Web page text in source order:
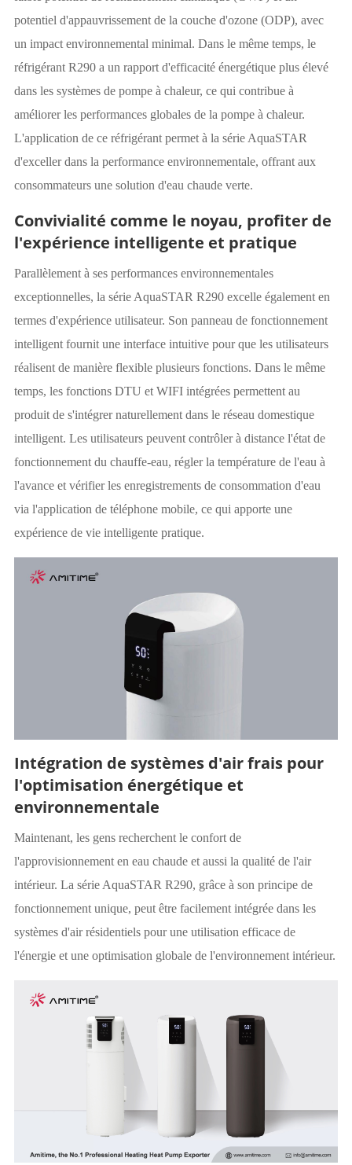
potentiel d'appauvrissement de la couche d'ozone (ODP), avec
un impact environnemental minimal. Dans le même temps, le
réfrigérant R290 a un rapport d'efficacité énergétique plus élevé
dans les systèmes de pompe à chaleur, ce qui contribue à
améliorer les performances globales de la pompe à chaleur.
L'application de ce réfrigérant permet à la série AquaSTAR
d'exceller dans la performance environnementale, offrant aux
consommateurs une solution d'eau chaude verte.
Convivialité comme le noyau, profiter de
l'expérience intelligente et pratique
Parallèlement à ses performances environnementales
exceptionnelles, la série AquaSTAR R290 excelle également en
termes d'expérience utilisateur. Son panneau de fonctionnement
intelligent fournit une interface intuitive pour que les utilisateurs
réalisent de manière flexible plusieurs fonctions. Dans le même
temps, les fonctions DTU et WIFI intégrées permettent au
produit de s'intégrer naturellement dans le réseau domestique
intelligent. Les utilisateurs peuvent contrôler à distance l'état de
fonctionnement du chauffe-eau, régler la température de l'eau à
l'avance et vérifier les enregistrements de consommation d'eau
via l'application de téléphone mobile, ce qui apporte une
expérience de vie intelligente pratique.
Intégration de systèmes d'air frais pour
l'optimisation énergétique et
environnementale
Maintenant, les gens recherchent le confort de
l'approvisionnement en eau chaude et aussi la qualité de l'air
intérieur. La série AquaSTAR R290, grâce à son principe de
fonctionnement unique, peut être facilement intégrée dans les
systèmes d'air résidentiels pour une utilisation efficace de
l'énergie et une optimisation globale de l'environnement intérieur.